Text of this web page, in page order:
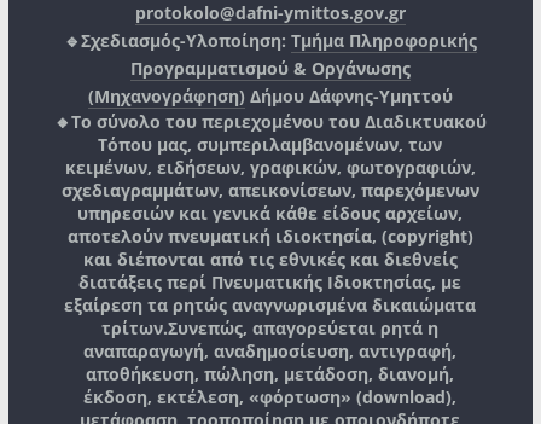
protokolo@dafni-ymittos.gov.gr
🔹Σχεδιασμός-Υλοποίηση: Τμήμα Πληροφορικής
Προγραμματισμού & Οργάνωσης
(Μηχανογράφηση) Δήμου Δάφνης-Υμηττού
🔸Το σύνολο του περιεχομένου του Διαδικτυακού
Τόπου μας, συμπεριλαμβανομένων, των
κειμένων, ειδήσεων, γραφικών, φωτογραφιών,
σχεδιαγραμμάτων, απεικονίσεων, παρεχόμενων
υπηρεσιών και γενικά κάθε είδους αρχείων,
αποτελούν πνευματική ιδιοκτησία, (copyright)
και διέπονται από τις εθνικές και διεθνείς
διατάξεις περί Πνευματικής Ιδιοκτησίας, με
εξαίρεση τα ρητώς αναγνωρισμένα δικαιώματα
τρίτων.Συνεπώς, απαγορεύεται ρητά η
αναπαραγωγή, αναδημοσίευση, αντιγραφή,
αποθήκευση, πώληση, μετάδοση, διανομή,
έκδοση, εκτέλεση, «φόρτωση» (download),